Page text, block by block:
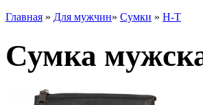
Главная » Для мужчин» Сумки » H-T
Сумка